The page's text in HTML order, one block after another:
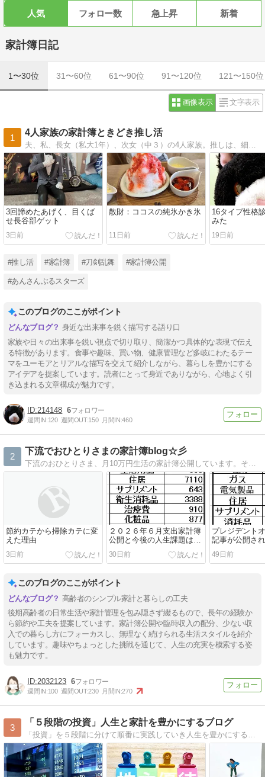
人気 フォロー数 急上昇 新着
家計簿日記
1〜30位 31〜60位 61〜90位 91〜120位 121〜150位
画像表示 文字表示
1
4人家族の家計簿ときどき推し活
3回諦めたあげく、目くば
せ長谷部ゲット
3日前
散財：ココスの純氷かき氷
11日前
16タイプ性格
みた
19日前
#推し活 #家計簿 #刀剣乱舞 #家計簿公開
#あんさんぶるスターズ
このブログのここがポイント
身近な出来事を鋭く描写する語り口
家族や日々の出来事を鋭い視点で切り取り、簡潔かつ具体的な表現で伝え
る特徴があります。食事や趣味、買い物、健康管理など多岐にわたるテー
マをユーモアとリアルな描写を交えて紹介しながら、暮らしを豊かにする
アイデアを提案しています。読者にとって身近でありながら、心地よく引
き込まれる文章構成が魅力です。
214148 6
週間IN:120 週間OUT:150 月間IN:460
2
下流でおひとりさまの家計簿blog☆彡
下流のおひとりさま、月10万円生活の家計簿公開しています。その他、日常生活のあれこれなど書いています。
節約カテから掃除カテに変
えた理由
3日前
２０２６年６月支出家計簿
公開と今後の人生課題はポ
イ活？
30日前
プレジデント
記事が公開さ
49日前
このブログのここがポイント
高齢者のシンプル家計と暮らしの工夫
後期高齢者の日常生活や家計管理を包み隠さず綴るもので、長年の経験か
ら節約や工夫を提案しています。家計簿公開や臨時収入の配分、少ない収
入での暮らし方にフォーカスし、無理なく続けられる生活スタイルを紹介
しています。趣味やちょっとした挑戦を通じて、人生の充実を模索する姿
も魅力です。
2032123 6
週間IN:100 週間OUT:230 月間IN:270
3
「５段階の投資」人生と家計を豊かにするブログ